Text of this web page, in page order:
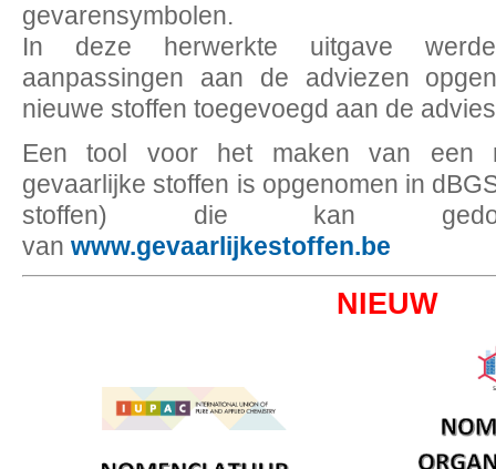
gevarensymbolen.
In deze herwerkte uitgave
aanpassingen aan de adviezen
nieuwe stoffen toegevoegd aan de
Een tool voor het maken van een
gevaarlijke stoffen is opgenomen in
stoffen) die kan
van www.gevaarlijkestoffen.be
NIEUW